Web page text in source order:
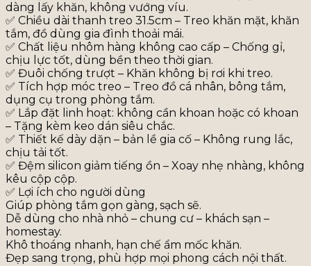
dàng lấy khăn, không vướng víu.
✅ Chiều dài thanh treo 31.5cm – Treo khăn mặt, khăn
tắm, đồ dùng gia đình thoải mái.
✅ Chất liệu nhôm hàng không cao cấp – Chống gỉ,
chịu lực tốt, dùng bền theo thời gian.
✅ Đuôi chống trượt – Khăn không bị rơi khi treo.
✅ Tích hợp móc treo – Treo đồ cá nhân, bông tắm,
dụng cụ trong phòng tắm.
✅ Lắp đặt linh hoạt: không cần khoan hoặc có khoan
– Tặng kèm keo dán siêu chắc.
✅ Thiết kế dày dặn – bản lề gia cố – Không rung lắc,
chịu tải tốt.
✅ Đệm silicon giảm tiếng ồn – Xoay nhẹ nhàng, không
kêu cộp cộp.
✅ Lợi ích cho người dùng
Giúp phòng tắm gọn gàng, sạch sẽ.
Dễ dùng cho nhà nhỏ – chung cư – khách sạn –
homestay.
Khô thoáng nhanh, hạn chế ẩm mốc khăn.
Đẹp sang trọng, phù hợp mọi phong cách nội thất.